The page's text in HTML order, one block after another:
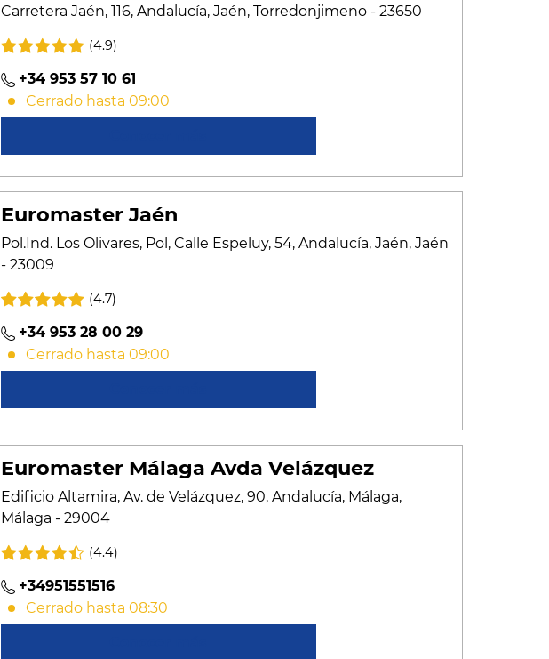
Carretera Jaén, 116, Andalucía, Jaén, Torredonjimeno - 23650
(4.9)
+34 953 57 10 61
Cerrado hasta 09:00
Euromaster Jaén
Pol.Ind. Los Olivares, Pol, Calle Espeluy, 54, Andalucía, Jaén, Jaén
- 23009
(4.7)
+34 953 28 00 29
Cerrado hasta 09:00
Euromaster Málaga Avda Velázquez
Edificio Altamira, Av. de Velázquez, 90, Andalucía, Málaga,
Málaga - 29004
(4.4)
+34951551516
Cerrado hasta 08:30